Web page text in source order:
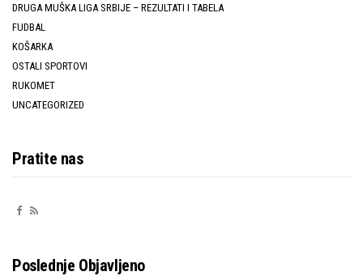
DRUGA MUŠKA LIGA SRBIJE – REZULTATI I TABELA
FUDBAL
KOŠARKA
OSTALI SPORTOVI
RUKOMET
UNCATEGORIZED
Pratite nas
Poslednje Objavljeno